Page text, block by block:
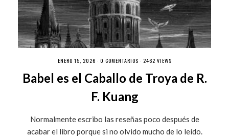
ENERO 15, 2026 · 0 COMENTARIOS · 2462 VIEWS
Babel es el Caballo de Troya de R.
F. Kuang
Normalmente escribo las reseñas poco después de
acabar el libro porque si no olvido mucho de lo leído.